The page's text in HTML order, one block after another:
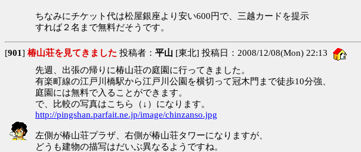
ちなみにチケット代は松屋銀座より安い600円で、三越カードを提示
すれば２名まで無料だそうです。
[901] 椿山荘を見てきました 投稿者： 平山 [東北] 投稿日：2008/12/08(Mon) 22:13
先週、出張の帰りに椿山荘の庭園に行ってきました。
有楽町線の江戸川橋駅から江戸川公園を横切って冠木門まで徒歩10分強、
庭園には無料で入ることができます。
で、比較の写真はこちら（↓）になります。
http://pingshan.parfait.ne.jp/image/chinzanso.jpg
左側が椿山荘プラザ、右側が椿山荘タワーになりますが、
どうも建物の描写はだいぶ異なるようですね。